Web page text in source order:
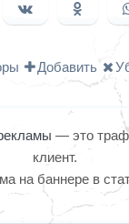
в Telegram
Поделиться
Добавить
— это
клиент.
на баннере в